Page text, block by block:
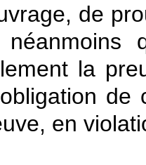
de
la
de
en